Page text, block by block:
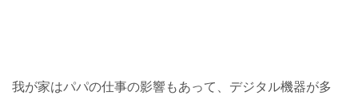
我が家はパパの仕事の影響もあって、デジタル機器が多